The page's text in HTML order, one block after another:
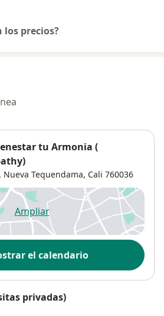
los precios?
tu Armonia (
Nueva Tequendama, Cali 760036
Ampliarse abre en una nueva
el calendario
privadas)